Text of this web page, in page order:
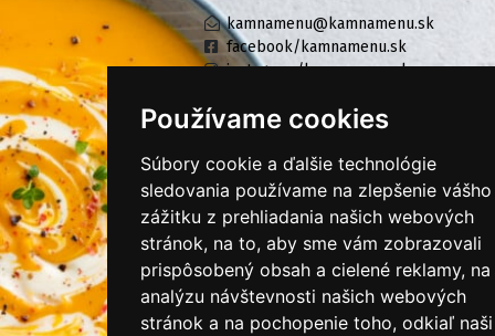
Používame cookies
Súbory cookie a ďalšie technológie
sledovania používame na zlepšenie vášho
zážitku z prehliadania našich webových
stránok, na to, aby sme vám zobrazovali
prispôsobený obsah a cielené reklamy, na
analýzu návštevnosti našich webových
stránok a na pochopenie toho, odkiaľ naši
kamnamenu@kamnamenu.sk
facebook/kamnamenu.sk
instagram/kamnamenu.sk
KONTAKTUJTE NÁS
PRIHLÁSIŤ SA DO ZÁKAZNÍCKEJ ZÓNY
Všeobecné obchodné podmienky
Ochrana osobných údajov